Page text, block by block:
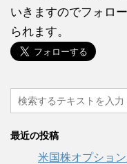
いきますのでフォロ
られます。
最近の投稿
米国株オプショ